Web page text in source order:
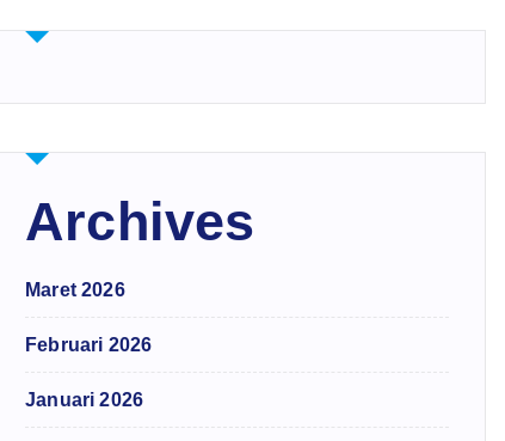
Archives
Maret 2026
Februari 2026
Januari 2026